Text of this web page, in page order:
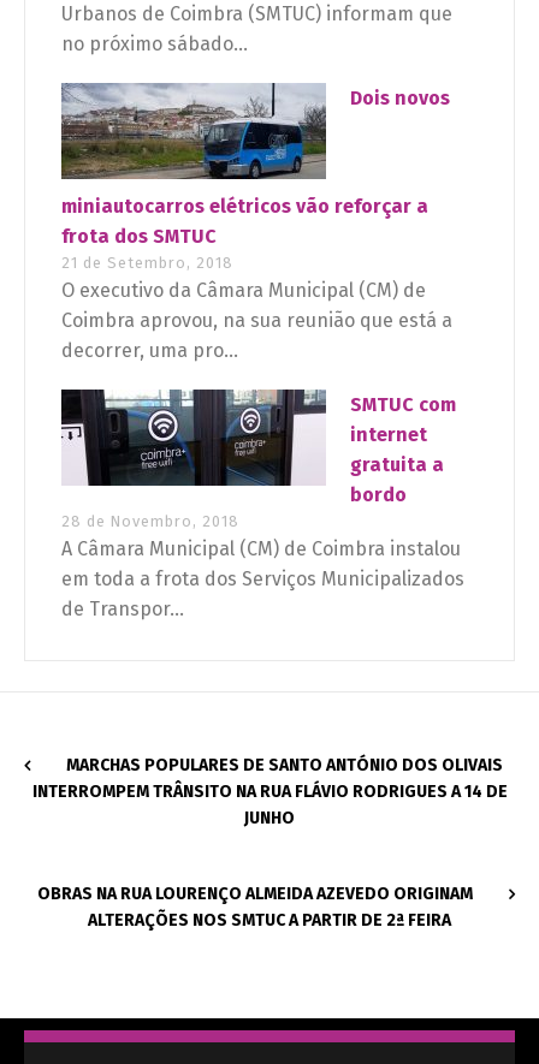
Urbanos de Coimbra (SMTUC) informam que
no próximo sábado...
Dois novos
miniautocarros elétricos vão reforçar a
frota dos SMTUC
21 de Setembro, 2018
O executivo da Câmara Municipal (CM) de
Coimbra aprovou, na sua reunião que está a
decorrer, uma pro...
SMTUC com
internet
gratuita a
bordo
28 de Novembro, 2018
A Câmara Municipal (CM) de Coimbra instalou
em toda a frota dos Serviços Municipalizados
de Transpor...
MARCHAS POPULARES DE SANTO ANTÓNIO DOS OLIVAIS
INTERROMPEM TRÂNSITO NA RUA FLÁVIO RODRIGUES A 14 DE
JUNHO
OBRAS NA RUA LOURENÇO ALMEIDA AZEVEDO ORIGINAM
ALTERAÇÕES NOS SMTUC A PARTIR DE 2ª FEIRA